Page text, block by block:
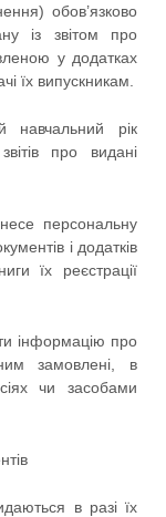
обов’язково
із звітом про
у додатках
їх випускникам.
рік
про видані
персональну
і додатків
їх реєстрації
інформацію про
замовлені, в
чи засобами
в разі їх